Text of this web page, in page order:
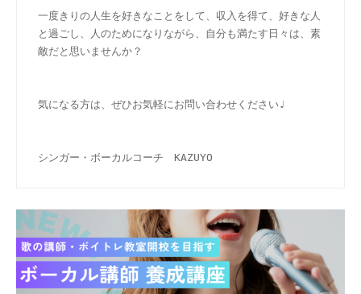
一度きりの人生を好きなことをして、収入を得て、好きな人
と過ごし、人のためになりながら、自分も満たす日々は、素
敵だと思いませんか？
気になる方は、ぜひお気軽にお問い合わせください♩
シンガー・ボーカルコーチ　KAZUYO